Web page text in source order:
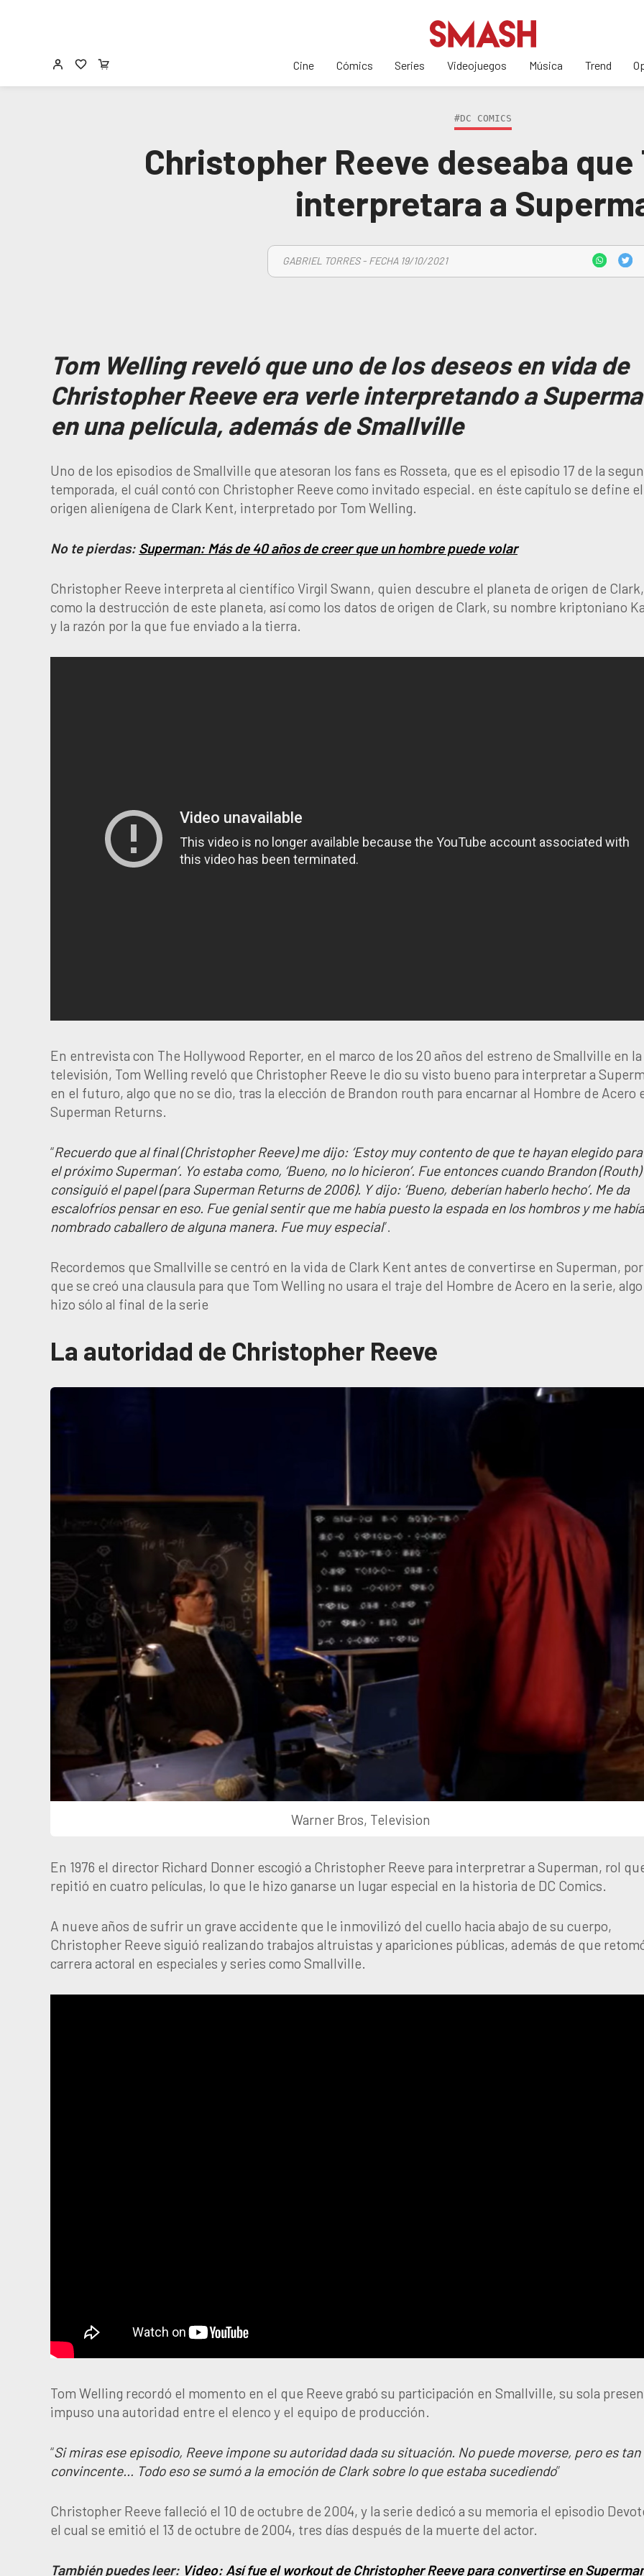
Cine Cómics Series Videojuegos Música Trend
#DC COMICS
Christopher Reeve deseaba que
interpretara a
GABRIEL TORRES - FECHA 19/10/2021
Tom Welling reveló que uno de los deseos en vida de
Christopher Reeve era verle interpretando a
en una película, además de Smallville
Uno de los episodios de Smallville que atesoran los fans es Rosseta, que es el episodio 17 de la
temporada, el cuál contó con Christopher Reeve como invitado especial. en éste capítulo se define el
origen alienígena de Clark Kent, interpretado por Tom Welling.
No te pierdas: Superman: Más de 40 años de creer que un hombre puede volar
Christopher Reeve interpreta al científico Virgil Swann, quien descubre el planeta de origen de
como la destrucción de este planeta, así como los datos de origen de Clark, su nombre kriptoniano
y la razón por la que fue enviado a la tierra.
En entrevista con The Hollywood Reporter, en el marco de los 20 años del estreno de Smallville en la
televisión, Tom Welling reveló que Christopher Reeve le dio su visto bueno para interpretar a
en el futuro, algo que no se dio, tras la elección de Brandon routh para encarnar al Hombre de Acero
Superman Returns.
“Recuerdo que al final (Christopher Reeve) me dijo: ‘Estoy muy contento de que te hayan elegido
el próximo Superman’. Yo estaba como, ‘Bueno, no lo hicieron’. Fue entonces cuando Brandon (Routh)
consiguió el papel (para Superman Returns de 2006). Y dijo: ‘Bueno, deberían haberlo hecho’. Me da
escalofríos pensar en eso. Fue genial sentir que me había puesto la espada en los hombros y me había
nombrado caballero de alguna manera. Fue muy especial”.
Recordemos que Smallville se centró en la vida de Clark Kent antes de convertirse en Superman,
que se creó una clausula para que Tom Welling no usara el traje del Hombre de Acero en la serie,
hizo sólo al final de la serie
La autoridad de Christopher Reeve
Warner Bros, Television
En 1976 el director Richard Donner escogió a Christopher Reeve para interpretrar a Superman, rol
repitió en cuatro películas, lo que le hizo ganarse un lugar especial en la historia de DC Comics.
A nueve años de sufrir un grave accidente que le inmovilizó del cuello hacia abajo de su cuerpo,
Christopher Reeve siguió realizando trabajos altruistas y apariciones públicas, además de que
carrera actoral en especiales y series como Smallville.
Tom Welling recordó el momento en el que Reeve grabó su participación en Smallville, su sola
impuso una autoridad entre el elenco y el equipo de producción.
“Si miras ese episodio, Reeve impone su autoridad dada su situación. No puede moverse, pero es tan
convincente… Todo eso se sumó a la emoción de Clark sobre lo que estaba sucediendo”
Christopher Reeve falleció el 10 de octubre de 2004, y la serie dedicó a su memoria el episodio
el cual se emitió el 13 de octubre de 2004, tres días después de la muerte del actor.
También puedes leer: Video: Así fue el workout de Christopher Reeve para convertirse en